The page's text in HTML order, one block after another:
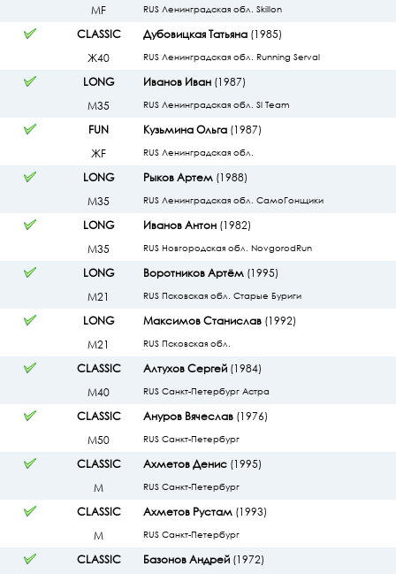
МF
RUS Ленинградская обл. Skillon
CLASSIC
Ж40
Дубовицкая Татьяна(1985)
RUS Ленинградская обл. Running Serval
LONG
М35
Иванов Иван(1987)
RUS Ленинградская обл. Sl Team
FUN
ЖF
Кузьмина Ольга(1987)
RUS Ленинградская обл.
LONG
М35
Рыков Артем(1988)
RUS Ленинградская обл. СамоГонщики
LONG
М35
Иванов Антон(1982)
RUS Новгородская обл. NovgorodRun
LONG
М21
Воротников Артём(1995)
RUS Псковская обл. Старые Буриги
LONG
М21
Максимов Станислав(1992)
RUS Псковская обл.
CLASSIC
М40
Алтухов Сергей(1984)
RUS Санкт-Петербург Астра
CLASSIC
М50
Ануров Вячеслав(1976)
RUS Санкт-Петербург
CLASSIC
М
Ахметов Денис(1995)
RUS Санкт-Петербург
CLASSIC
М
Ахметов Рустам(1993)
RUS Санкт-Петербург
CLASSIC
Базонов Андрей(1972)